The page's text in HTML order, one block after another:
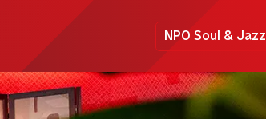
NPO Soul & Jazz